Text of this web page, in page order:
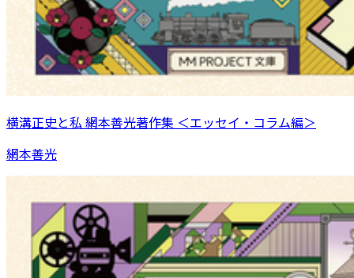
横溝正史と私 網本善光著作集 ＜エッセイ・コラム編＞
網本善光